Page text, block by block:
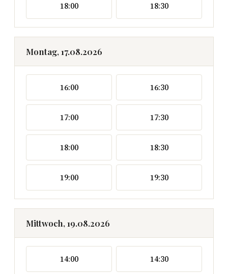
18:00 18:30
Montag, 17.08.2026
16:00 16:30
17:00 17:30
18:00 18:30
19:00 19:30
Mittwoch, 19.08.2026
14:00 14:30